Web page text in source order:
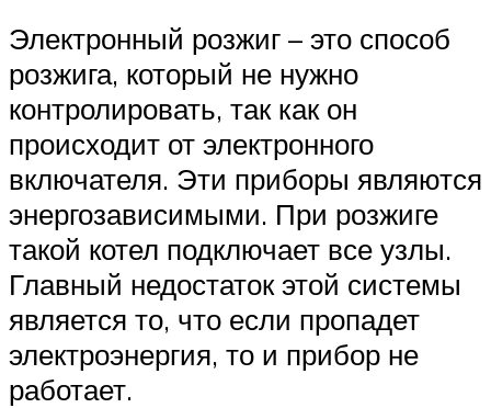
Электронный розжиг – это способ
розжига, который не нужно
контролировать, так как он
происходит от электронного
включателя. Эти приборы являются
энергозависимыми. При розжиге
такой котел подключает все узлы.
Главный недостаток этой системы
является то, что если пропадет
электроэнергия, то и прибор не
работает.